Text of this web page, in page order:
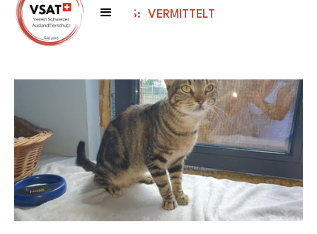
SPENDEN
SHOP STATUS: VERMITTELT